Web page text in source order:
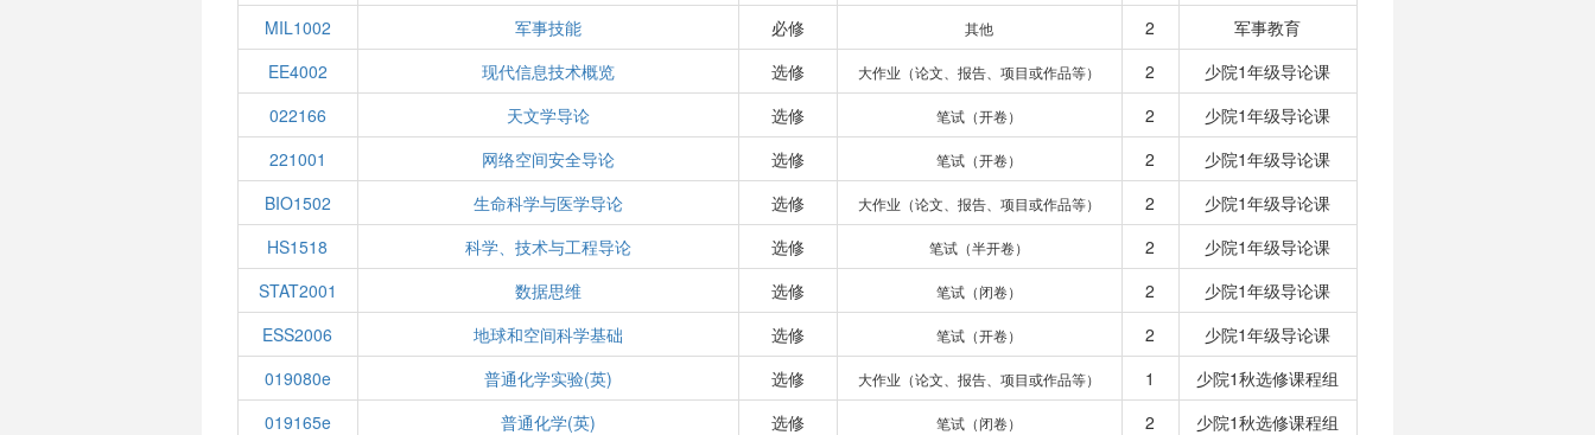
MIL1002
军事技能 必修 其他 2
军事教育
EE4002
现代信息技术概览 选修 大作业（论文、报告、项目或作品等） 2
少院1年级导论课
022166
天文学导论 选修 笔试（开卷） 2
少院1年级导论课
221001
网络空间安全导论 选修 笔试（开卷） 2
少院1年级导论课
BIO1502
生命科学与医学导论 选修 大作业（论文、报告、项目或作品等） 2
少院1年级导论课
HS1518
科学、技术与工程导论 选修 笔试（半开卷） 2
少院1年级导论课
STAT2001
数据思维 选修 笔试（闭卷） 2
少院1年级导论课
ESS2006
地球和空间科学基础 选修 笔试（开卷） 2
少院1年级导论课
019080e
普通化学实验(英) 选修 大作业（论文、报告、项目或作品等） 1
少院1秋选修课程组
019165e
普通化学(英) 选修 笔试（闭卷） 2
少院1秋选修课程组